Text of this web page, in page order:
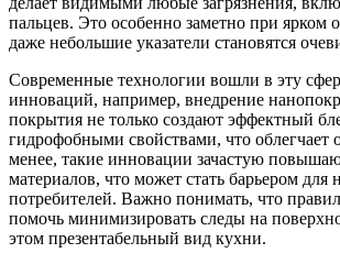
пальцев. Это особенно заметно при ярком
даже небольшие указатели становятся
Современные технологии вошли в эту
инноваций, например, внедрение
покрытия не только создают эффектный
гидрофобными свойствами, что облегчает
менее, такие инновации зачастую
материалов, что может стать барьером для
потребителей. Важно понимать, что
помочь минимизировать следы на
этом презентабельный вид кухни.